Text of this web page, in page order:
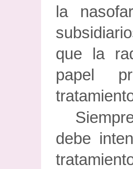
la
que la
papel
debe